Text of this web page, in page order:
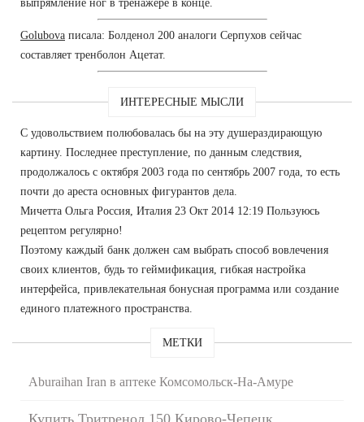
выпрямление ног в тренажере в конце.
Golubova писала: Болденол 200 аналоги Серпухов сейчас
составляет тренболон Ацетат.
ИНТЕРЕСНЫЕ МЫСЛИ
С удовольствием полюбовалась бы на эту душераздирающую
картину. Последнее преступление, по данным следствия,
продолжалось с октября 2003 года по сентябрь 2007 года, то есть
почти до ареста основных фигурантов дела.
Мичетта Ольга Россия, Италия 23 Окт 2014 12:19 Пользуюсь
рецептом регулярно!
Поэтому каждый банк должен сам выбрать способ вовлечения
своих клиентов, будь то геймификация, гибкая настройка
интерфейса, привлекательная бонусная программа или создание
единого платежного пространства.
МЕТКИ
Aburaihan Iran в аптеке Комсомольск-На-Амуре
Купить Тритренол 150 Кирово-Чепецк